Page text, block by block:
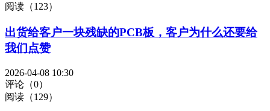
阅读（123）
出货给客户一块残缺的PCB板，客户为什么还要给
我们点赞
2026-04-08 10:30
评论（0）
阅读（129）